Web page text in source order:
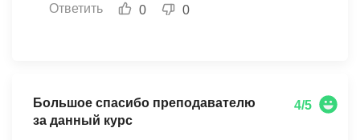
Ответить 0 0
Большое спасибо преподавателю
за данный курс
4/5